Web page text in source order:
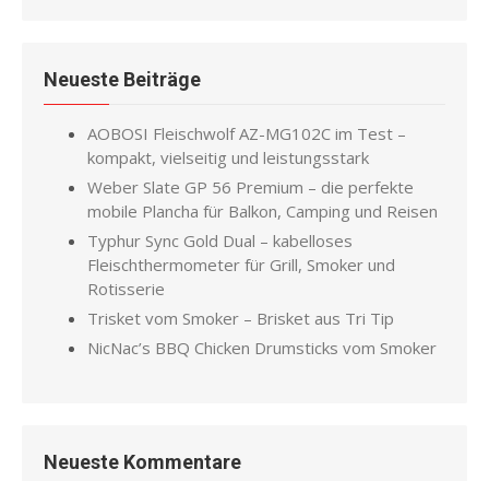
Neueste Beiträge
AOBOSI Fleischwolf AZ-MG102C im Test –
kompakt, vielseitig und leistungsstark
Weber Slate GP 56 Premium – die perfekte
mobile Plancha für Balkon, Camping und Reisen
Typhur Sync Gold Dual – kabelloses
Fleischthermometer für Grill, Smoker und
Rotisserie
Trisket vom Smoker – Brisket aus Tri Tip
NicNac’s BBQ Chicken Drumsticks vom Smoker
Neueste Kommentare